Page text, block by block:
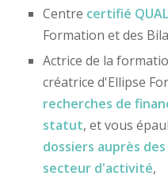
Centre certifié
Formation et des
Actrice de la
créatrice d'Ellipse
recherches de
statut, et vous
dossiers auprès des
secteur d'activité,